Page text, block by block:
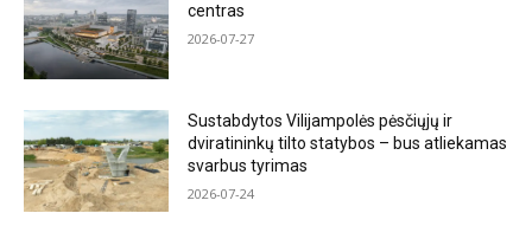
centras
2026-07-27
Sustabdytos Vilijampolės pėsčiųjų ir
dviratininkų tilto statybos – bus atliekamas
svarbus tyrimas
2026-07-24